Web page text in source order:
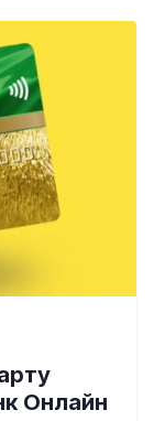
Онлайн